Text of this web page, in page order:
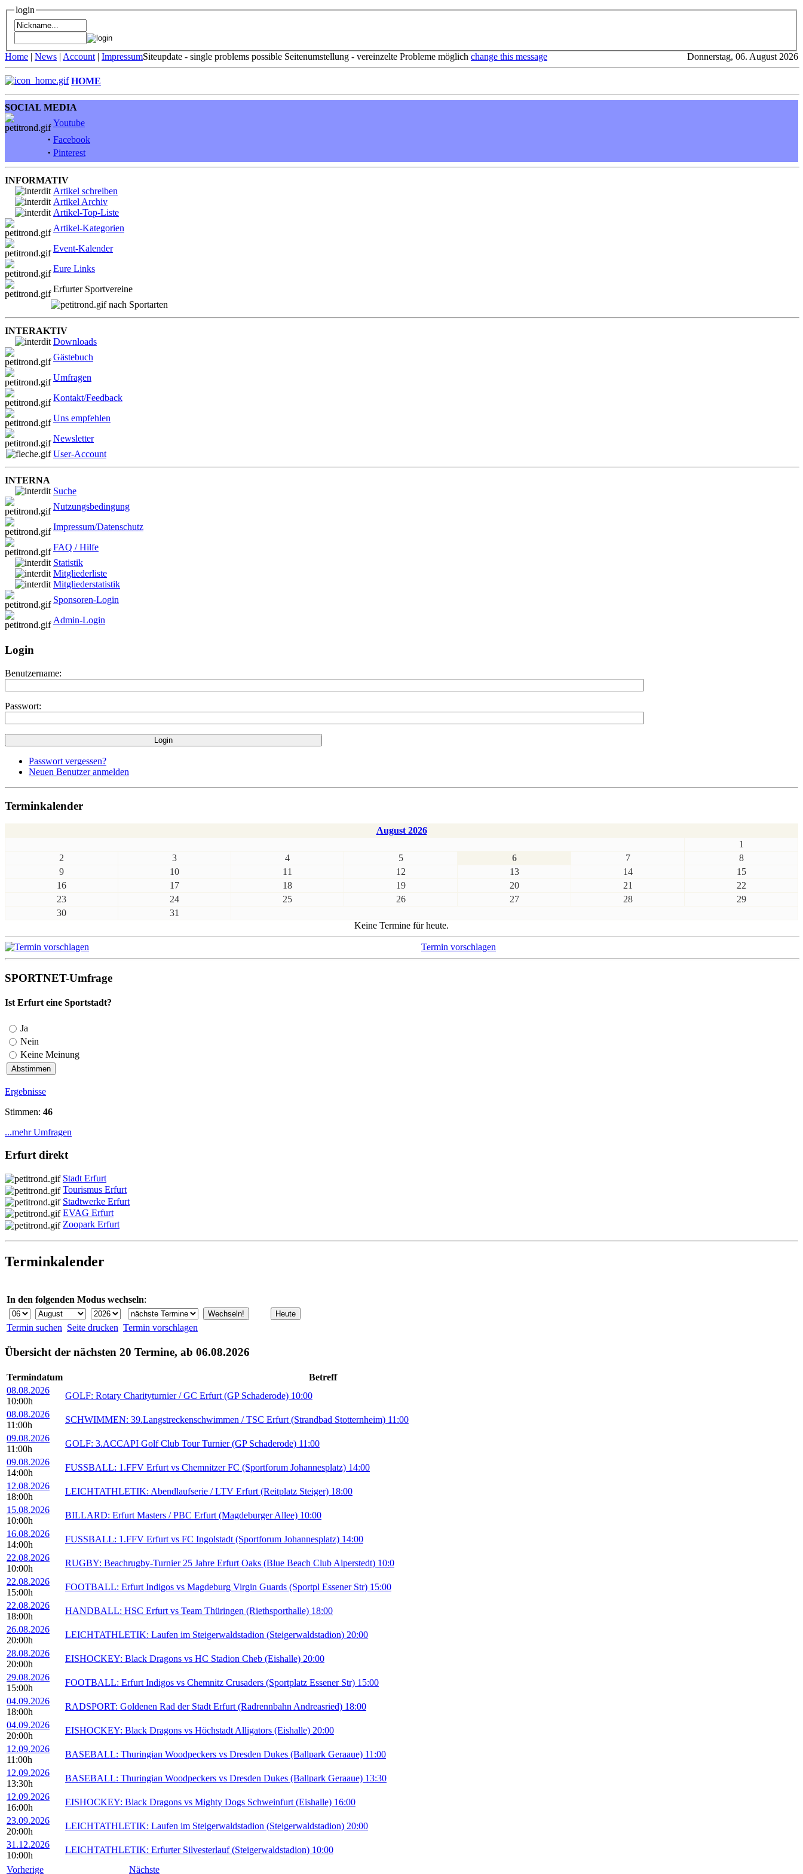
login
Home | News | Account | Impressum Donnerstag, 06. August 2026
Siteupdate - single problems possible Seitenumstellung - vereinzelte Probleme möglich change this message
HOME
SOCIAL MEDIA
Youtube
· Facebook
· Pinterest
INFORMATIV
Artikel schreiben
Artikel Archiv
Artikel-Top-Liste
Artikel-Kategorien
Event-Kalender
Eure Links
Erfurter Sportvereine
nach Sportarten
INTERAKTIV
Downloads
Gästebuch
Umfragen
Kontakt/Feedback
Uns empfehlen
Newsletter
User-Account
INTERNA
Suche
Nutzungsbedingung
Impressum/Datenschutz
FAQ / Hilfe
Statistik
Mitgliederliste
Mitgliederstatistik
Sponsoren-Login
Admin-Login
Login
Benutzername:
Passwort:
Passwort vergessen?
Neuen Benutzer anmelden
Terminkalender
August 2026
1
2
3 4 5 6 7
8
9
10 11 12 13 14
15
16
17 18 19 20 21
22
23
24 25 26 27 28
29
30
31
Keine Termine für heute.
Termin vorschlagen
SPORTNET-Umfrage
Ist Erfurt eine Sportstadt?
Ja
Nein
Keine Meinung
Ergebnisse
Stimmen: 46
...mehr Umfragen
Erfurt direkt
Stadt Erfurt
Tourismus Erfurt
Stadtwerke Erfurt
EVAG Erfurt
Zoopark Erfurt
Terminkalender
In den folgenden Modus wechseln:
Termin suchen Seite drucken Termin vorschlagen
Übersicht der nächsten 20 Termine, ab 06.08.2026
Termindatum
Betreff
08.08.2026
10:00h
GOLF: Rotary Charityturnier / GC Erfurt (GP Schaderode) 10:00
08.08.2026
11:00h
SCHWIMMEN: 39.Langstreckenschwimmen / TSC Erfurt (Strandbad Stotternheim) 11:00
09.08.2026
11:00h
GOLF: 3.ACCAPI Golf Club Tour Turnier (GP Schaderode) 11:00
09.08.2026
14:00h
FUSSBALL: 1.FFV Erfurt vs Chemnitzer FC (Sportforum Johannesplatz) 14:00
12.08.2026
18:00h
LEICHTATHLETIK: Abendlaufserie / LTV Erfurt (Reitplatz Steiger) 18:00
15.08.2026
10:00h
BILLARD: Erfurt Masters / PBC Erfurt (Magdeburger Allee) 10:00
16.08.2026
14:00h
FUSSBALL: 1.FFV Erfurt vs FC Ingolstadt (Sportforum Johannesplatz) 14:00
22.08.2026
10:00h
RUGBY: Beachrugby-Turnier 25 Jahre Erfurt Oaks (Blue Beach Club Alperstedt) 10:0
22.08.2026
15:00h
FOOTBALL: Erfurt Indigos vs Magdeburg Virgin Guards (Sportpl Essener Str) 15:00
22.08.2026
18:00h
HANDBALL: HSC Erfurt vs Team Thüringen (Riethsporthalle) 18:00
26.08.2026
20:00h
LEICHTATHLETIK: Laufen im Steigerwaldstadion (Steigerwaldstadion) 20:00
28.08.2026
20:00h
EISHOCKEY: Black Dragons vs HC Stadion Cheb (Eishalle) 20:00
29.08.2026
15:00h
FOOTBALL: Erfurt Indigos vs Chemnitz Crusaders (Sportplatz Essener Str) 15:00
04.09.2026
18:00h
RADSPORT: Goldenen Rad der Stadt Erfurt (Radrennbahn Andreasried) 18:00
04.09.2026
20:00h
EISHOCKEY: Black Dragons vs Höchstadt Alligators (Eishalle) 20:00
12.09.2026
11:00h
BASEBALL: Thuringian Woodpeckers vs Dresden Dukes (Ballpark Geraaue) 11:00
12.09.2026
13:30h
BASEBALL: Thuringian Woodpeckers vs Dresden Dukes (Ballpark Geraaue) 13:30
12.09.2026
16:00h
EISHOCKEY: Black Dragons vs Mighty Dogs Schweinfurt (Eishalle) 16:00
23.09.2026
20:00h
LEICHTATHLETIK: Laufen im Steigerwaldstadion (Steigerwaldstadion) 20:00
31.12.2026
10:00h
LEICHTATHLETIK: Erfurter Silvesterlauf (Steigerwaldstadion) 10:00
Vorherige
Nächste